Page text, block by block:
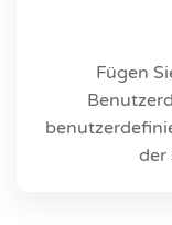
Fügen
der